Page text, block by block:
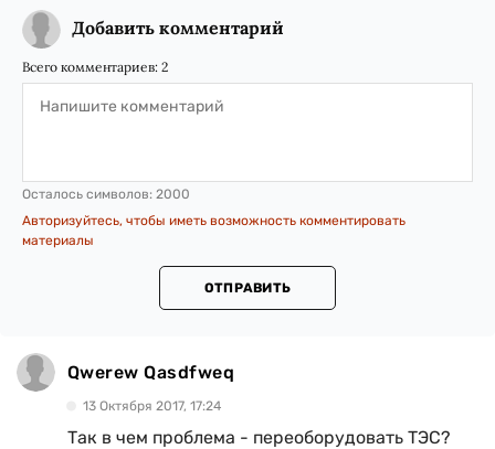
Добавить комментарий
Всего комментариев: 2
Осталось символов: 2000
Авторизуйтесь, чтобы иметь возможность комментировать
материалы
ОТПРАВИТЬ
Qwerew Qasdfweq
13 Октября 2017, 17:24
Так в чем проблема - переоборудовать ТЭС?